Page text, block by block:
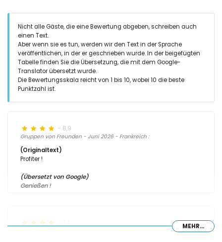
Nicht alle Gäste, die eine Bewertung abgeben, schreiben auch
einen Text.
Aber wenn sie es tun, werden wir den Text in der Sprache
veröffentlichen, in der er geschrieben wurde. In der beigefügten
Tabelle finden Sie die Übersetzung, die mit dem Google-
Translator übersetzt wurde.
Die Bewertungsskala reicht von 1 bis 10, wobei 10 die beste
Punktzahl ist.
- 8,9
Gruppen von Freunden - Juni 2026 - Frankreich :
(Originaltext)
Profiter !
(Übersetzt von Google)
Genießen !
Familien mit kleinen Kindern - August 2025 - Luxemburg :
MEHR...